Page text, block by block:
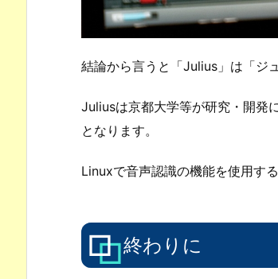
結論から言うと「Julius」は「ジ
Juliusは京都大学等が研究・開発
となります。
Linuxで音声認識の機能を使用す
終わりに